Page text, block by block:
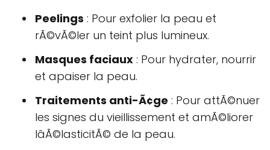
Peelings : Pour exfolier la peau et
rÃ©vÃ©ler un teint plus lumineux.
Masques faciaux : Pour hydrater, nourrir
et apaiser la peau.
Traitements anti-Ã¢ge : Pour attÃ©nuer
les signes du vieillissement et amÃ©liorer
lâÃ©lasticitÃ© de la peau.